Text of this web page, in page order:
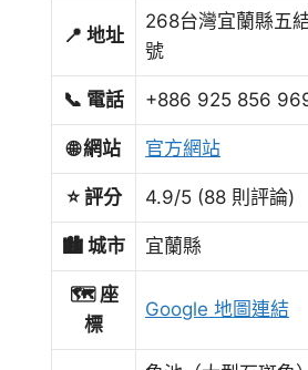
📍 地址
268台灣宜蘭縣五
號
📞 電話 +886 925 856
🌐 網站 官方網站
⭐ 評分 4.9/5 (88 則評論)
🏙️ 城市 宜蘭縣
🗺️ 座
標
Google 地圖連結